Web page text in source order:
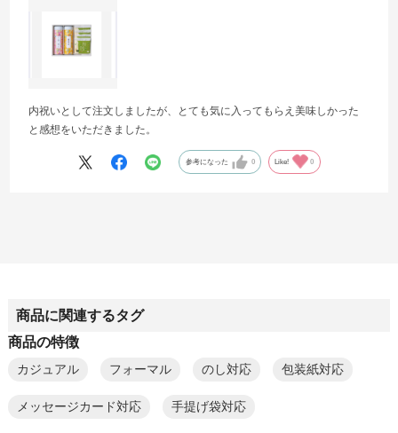
内祝いとして注文しましたが、とても気に入ってもらえ美味しかった
と感想をいただきました。
参考になった 0 Like! 0
商品に関連するタグ
商品の特徴
カジュアル フォーマル のし対応 包装紙対応
メッセージカード対応 手提げ袋対応